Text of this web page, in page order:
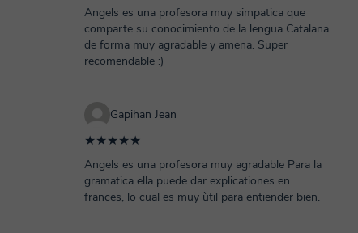
Angels es una profesora muy simpatica que
comparte su conocimiento de la lengua Catalana
de forma muy agradable y amena. Super
recomendable :)
Gapihan Jean
★★★★★
Angels es una profesora muy agradable Para la
gramatica ella puede dar explicationes en
frances, lo cual es muy ùtil para entiender bien.